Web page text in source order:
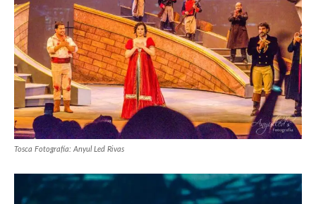
Tosca Fotografía: Anyul Led Rivas